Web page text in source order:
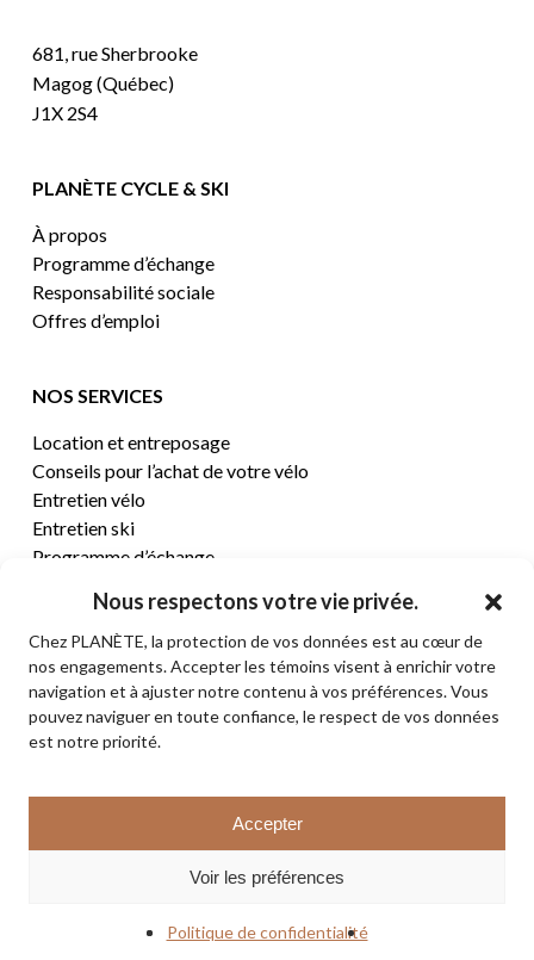
Nous respectons votre vie privée.
Chez PLANÈTE, la protection de vos données est au cœur de
nos engagements. Accepter les témoins visent à enrichir votre
navigation et à ajuster notre contenu à vos préférences. Vous
pouvez naviguer en toute confiance, le respect de vos données
est notre priorité.
Accepter
Voir les préférences
Politique de confidentialité
Sous-total: 0,00$
VOIR LE PANIER
681, rue Sherbrooke
Magog (Québec)
J1X 2S4
PLANÈTE CYCLE & SKI
À propos
Programme d’échange
Responsabilité sociale
Offres d’emploi
NOS SERVICES
Location et entreposage
Conseils pour l’achat de votre vélo
Entretien vélo
Entretien ski
Programme d’échange
CENTRE D’AIDE
Termes et conditions de vente
Retours et remboursements
Politique de confidentialité
© 2026 PLANÈTE CYCLE & SKI. Tous droits réservés.